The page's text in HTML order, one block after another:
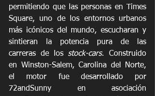
permitiendo que las personas en Times
Square, uno de los entornos urbanos
más icónicos del mundo, escucharan y
sintieran la potencia pura de las
carreras de los stock-cars. Construido
en Winston-Salem, Carolina del Norte,
el motor fue desarrollado por
72andSunny en asociación